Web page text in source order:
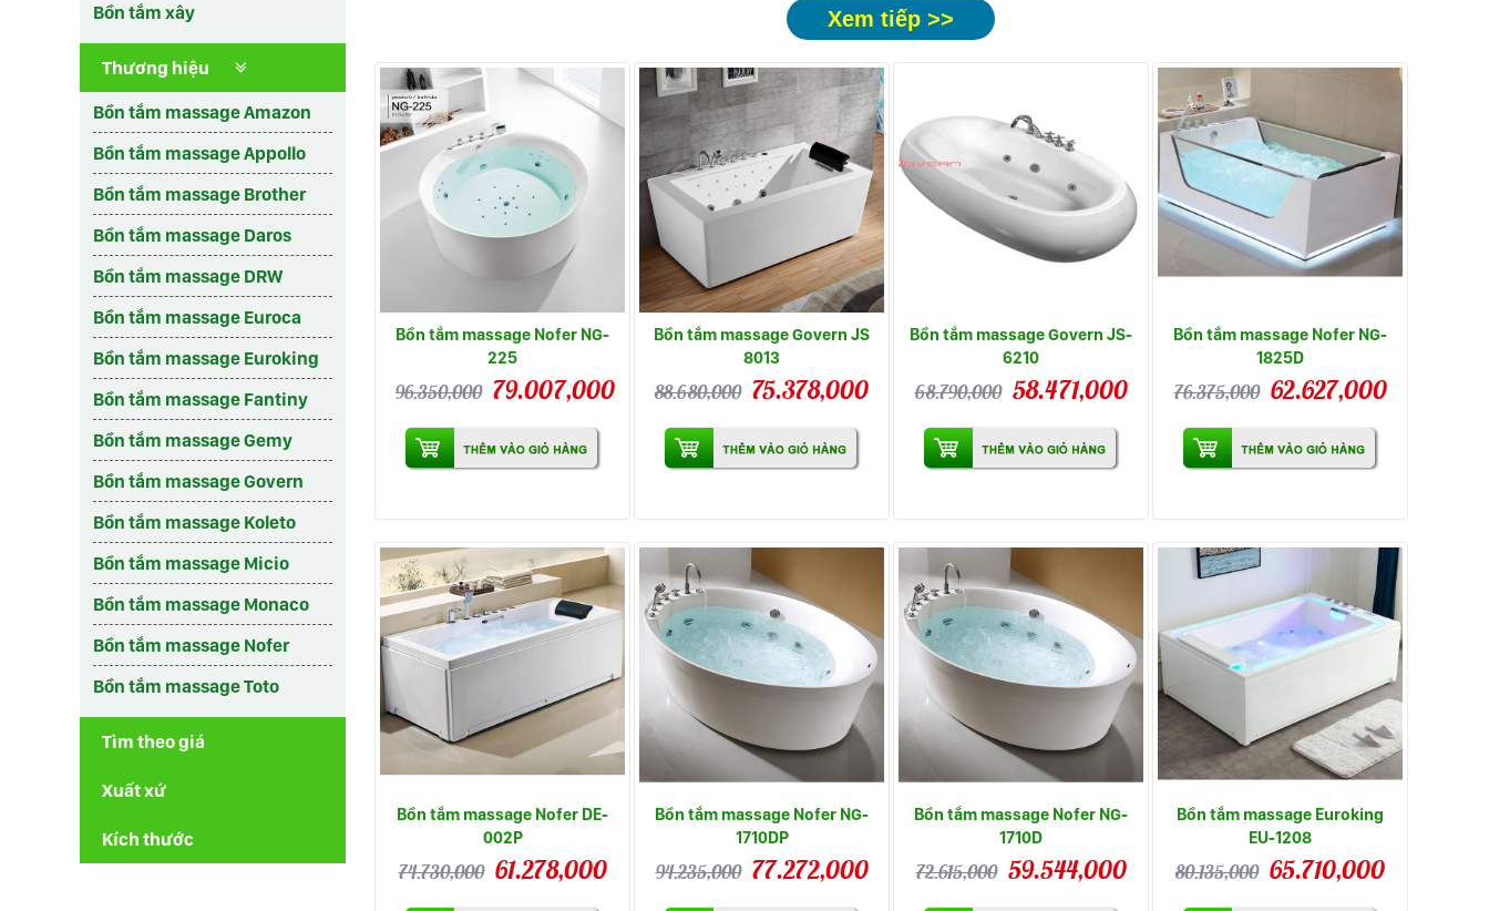
Bồn tắm xây
Thương hiệu
Bồn tắm massage Amazon
Bồn tắm massage Appollo
Bồn tắm massage Brother
Bồn tắm massage Daros
Bồn tắm massage DRW
Bồn tắm massage Euroca
Bồn tắm massage Euroking
Bồn tắm massage Fantiny
Bồn tắm massage Gemy
Bồn tắm massage Govern
Bồn tắm massage Koleto
Bồn tắm massage Micio
Bồn tắm massage Monaco
Bồn tắm massage Nofer
Bồn tắm massage Toto
Tìm theo giá
Xuất xứ
Kích thước
Xem tiếp >>
Bồn tắm massage Nofer NG-
225
96.350,000 79.007,000
Bồn tắm massage Govern JS
8013
88.680,000 75.378,000
Bồn tắm massage Govern JS-
6210
68.790,000 58.471,000
Bồn tắm massage Nofer NG-
1825D
76.375,000 62.627,000
Bồn tắm massage Nofer DE-
002P
74.730,000 61.278,000
Bồn tắm massage Nofer NG-
1710DP
94.235,000 77.272,000
Bồn tắm massage Nofer NG-
1710D
72.615,000 59.544,000
Bồn tắm massage Euroking
EU-1208
80.135,000 65.710,000